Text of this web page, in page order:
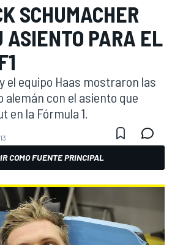
SCHUMACHER
PARA EL
el equipo Haas mostraron las
alemán con el asiento que
en la Fórmula 1.
COMO FUENTE PRINCIPAL